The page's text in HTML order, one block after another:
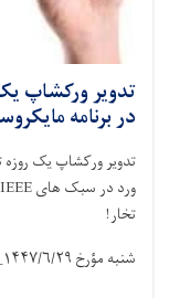
تدویر ورکشاپ
در برنامه
تدویر ورکشاپ یک روزه
ورد در سبک هایIEEE
تخار!
شنبه مؤرخ۱۴۴۷/۶/۲۹_۱۴۰۴/۹۲۹